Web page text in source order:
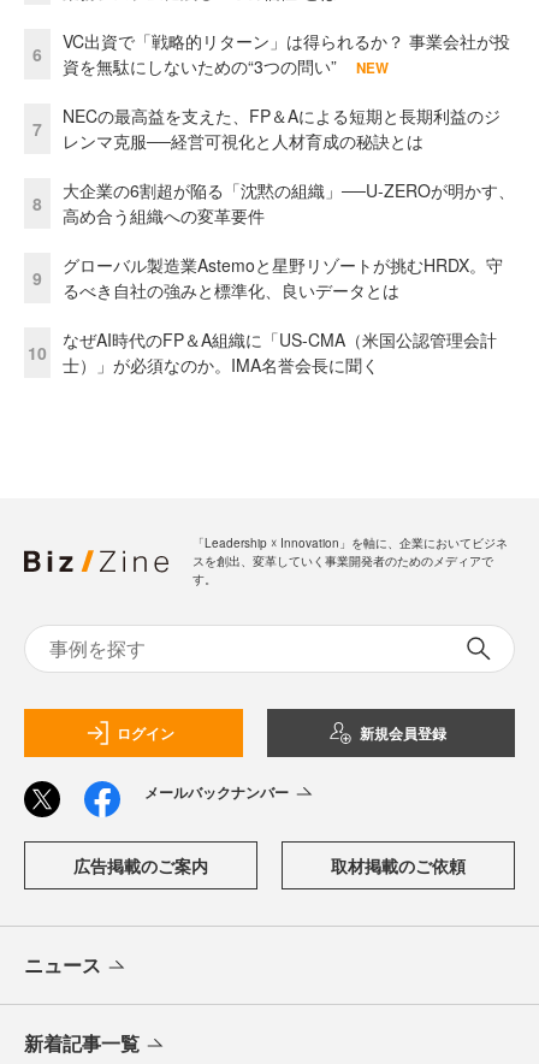
6
VC出資で「戦略的リターン」は得られるか？ 事業会社が投
資を無駄にしないための“3つの問い”
NEW
7
NECの最高益を支えた、FP＆Aによる短期と長期利益のジ
レンマ克服──経営可視化と人材育成の秘訣とは
8
大企業の6割超が陥る「沈黙の組織」──U-ZEROが明かす、
高め合う組織への変革要件
9
グローバル製造業Astemoと星野リゾートが挑むHRDX。守
るべき自社の強みと標準化、良いデータとは
10
なぜAI時代のFP＆A組織に「US-CMA（米国公認管理会計
士）」が必須なのか。IMA名誉会長に聞く
「Leadership ☓ Innovation」を軸に、企業においてビジネ
スを創出、変革していく事業開発者のためのメディアで
す。
ログイン 新規会員登録
メールバックナンバー
広告掲載のご案内 取材掲載のご依頼
ニュース
新着記事一覧